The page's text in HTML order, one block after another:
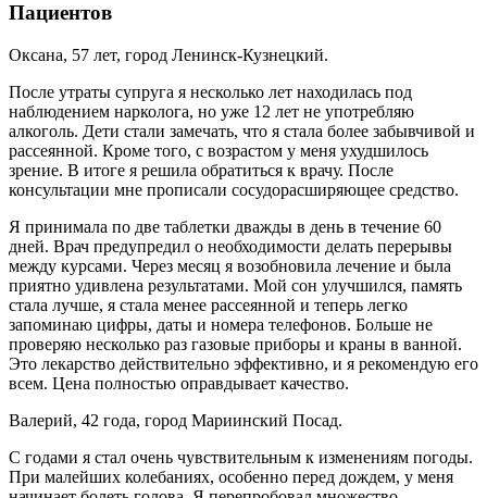
Пациентов
Оксана, 57 лет, город Ленинск-Кузнецкий.
После утраты супруга я несколько лет находилась под
наблюдением нарколога, но уже 12 лет не употребляю
алкоголь. Дети стали замечать, что я стала более забывчивой и
рассеянной. Кроме того, с возрастом у меня ухудшилось
зрение. В итоге я решила обратиться к врачу. После
консультации мне прописали сосудорасширяющее средство.
Я принимала по две таблетки дважды в день в течение 60
дней. Врач предупредил о необходимости делать перерывы
между курсами. Через месяц я возобновила лечение и была
приятно удивлена результатами. Мой сон улучшился, память
стала лучше, я стала менее рассеянной и теперь легко
запоминаю цифры, даты и номера телефонов. Больше не
проверяю несколько раз газовые приборы и краны в ванной.
Это лекарство действительно эффективно, и я рекомендую его
всем. Цена полностью оправдывает качество.
Валерий, 42 года, город Мариинский Посад.
С годами я стал очень чувствительным к изменениям погоды.
При малейших колебаниях, особенно перед дождем, у меня